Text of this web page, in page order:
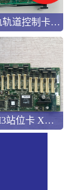
NXT 一代双轨轨道控制卡XK01940&XK03310
NXT 一二代M3站位卡 XK03540